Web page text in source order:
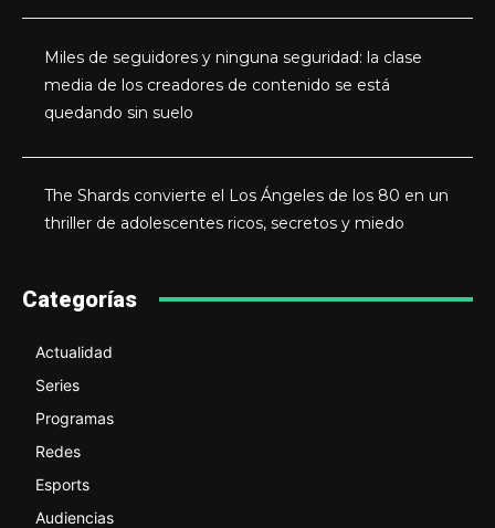
Miles de seguidores y ninguna seguridad: la clase
media de los creadores de contenido se está
quedando sin suelo
The Shards convierte el Los Ángeles de los 80 en un
thriller de adolescentes ricos, secretos y miedo
Categorías
Actualidad
Series
Programas
Redes
Esports
Audiencias